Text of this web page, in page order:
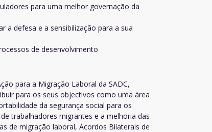
para uma melhor governação da
a defesa e a sensibilização para a sua
de desenvolvimento
para a Migração Laboral da SADC,
para os seus objectivos como uma área
da segurança social para os
trabalhadores migrantes e a melhoria das
de migração laboral, Acordos Bilaterais de